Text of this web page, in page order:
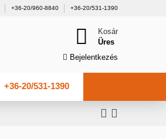
+36-20/960-8840 +36-20/531-1390
Kosár
Üres
Bejelentkezés
+36-20/531-1390